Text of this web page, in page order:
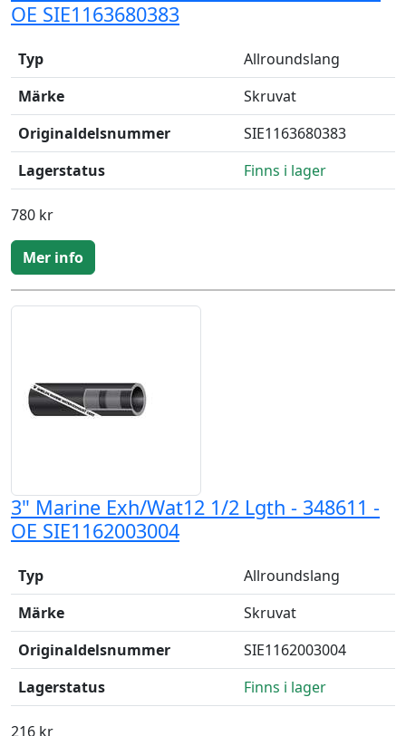
OE SIE1163680383
Typ
Allroundslang
Märke
Skruvat
Originaldelsnummer
SIE1163680383
Lagerstatus
Finns i lager
780 kr
Mer info
3" Marine Exh/Wat12 1/2 Lgth - 348611 -
OE SIE1162003004
Typ
Allroundslang
Märke
Skruvat
Originaldelsnummer
SIE1162003004
Lagerstatus
Finns i lager
216 kr